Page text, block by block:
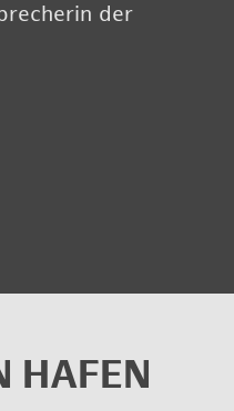
der
HAFEN